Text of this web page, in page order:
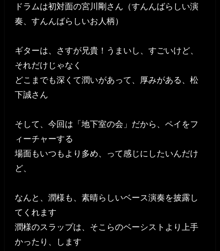
ドラムは初対面の宮川剛さん（すんんばらしい演
奏、すんんばらしいお人柄）
ギターは、さすが兄貴！うまいし、すごいけど、
それだけじゃなく
どこまでも深くて潤いがあって、厚みがある、松
下誠さん
そして、今回は「地下室の会」だから、ペイをフ
ィーチャーする
場面もいつもより多め、って感じにしたいんだけ
ど、
なんと、潤様も、素晴らしいベース演奏を披露し
てくれます
潤様のスラップは、そこらのベーシストより上手
かったり、します